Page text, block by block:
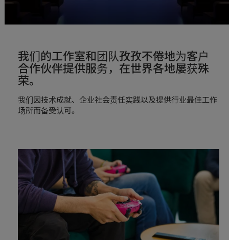
我们的工作室和团队孜孜不倦地为客户
合作伙伴提供服务，在世界各地屡获殊
荣。
我们因技术成就、企业社会责任实践以及提供行业最佳工作
场所而备受认可。